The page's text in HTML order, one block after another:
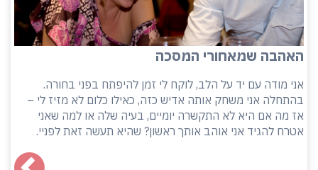
האהבה שמאחורי המסכה
אני מודה עם יד על הלב, לוקח לי זמן להיפתח בפני בחורה.
בהתחלה אני משחק אותה אדיש כזה, כאילו כלום לא מזיז לי –
אז מה אם היא לא התקשרה יומיים, בעיה שלה או למה שאני
אטרח להגיד אני אוהב אותך ראשון? שהיא תעשה זאת לפניי.